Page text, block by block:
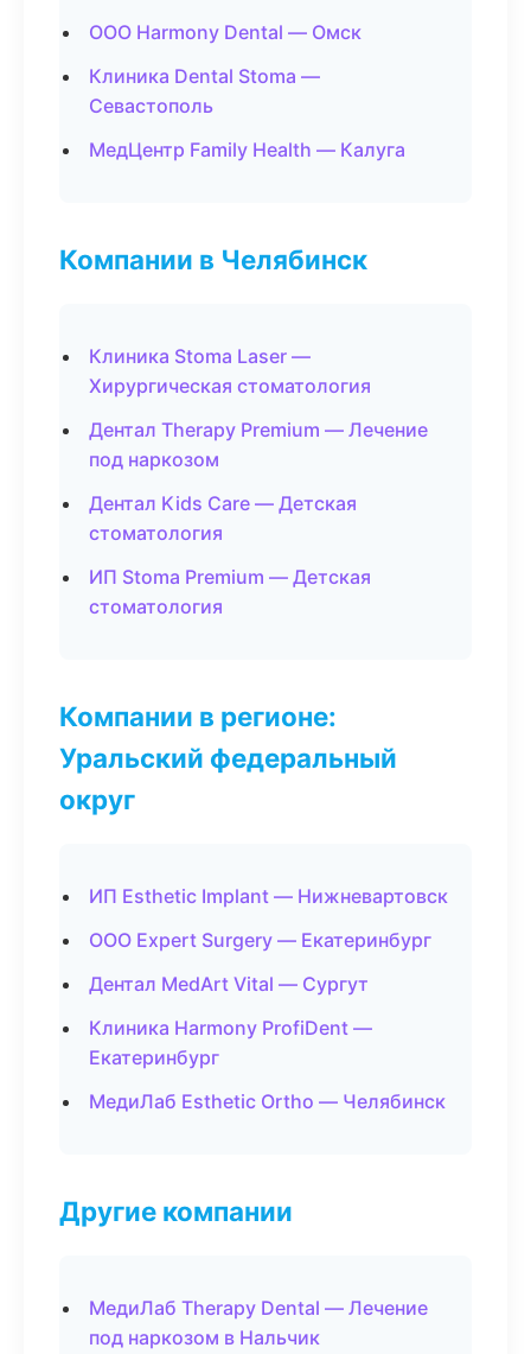
ООО Harmony Dental — Омск
Клиника Dental Stoma —
Севастополь
МедЦентр Family Health — Калуга
Компании в Челябинск
Клиника Stoma Laser —
Хирургическая стоматология
Дентал Therapy Premium — Лечение
под наркозом
Дентал Kids Care — Детская
стоматология
ИП Stoma Premium — Детская
стоматология
Компании в регионе:
Уральский федеральный
округ
ИП Esthetic Implant — Нижневартовск
ООО Expert Surgery — Екатеринбург
Дентал MedArt Vital — Сургут
Клиника Harmony ProfiDent —
Екатеринбург
МедиЛаб Esthetic Ortho — Челябинск
Другие компании
МедиЛаб Therapy Dental — Лечение
под наркозом в Нальчик